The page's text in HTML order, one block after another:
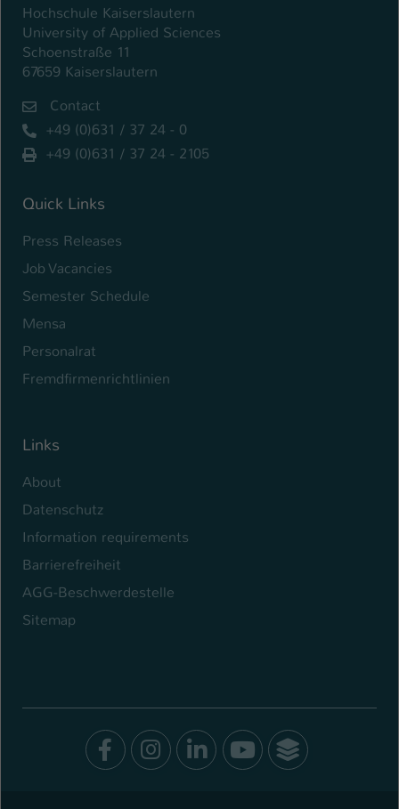
Hochschule Kaiserslautern
University of Applied Sciences
Schoenstraße 11
67659 Kaiserslautern
Contact
+49 (0)631 / 37 24 - 0
+49 (0)631 / 37 24 - 2105
Quick Links
Press Releases
Job Vacancies
Semester Schedule
Mensa
Personalrat
Fremdfirmenrichtlinien
Links
About
Datenschutz
Information requirements
Barrierefreiheit
AGG-Beschwerdestelle
Sitemap
Facebook
Instagram
LinkedIn
Youtube